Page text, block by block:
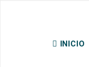
INICIO